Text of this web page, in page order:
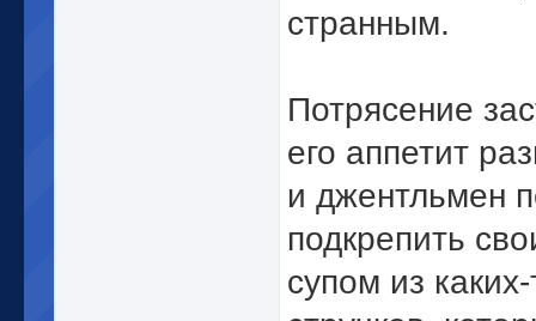
странным.
Потрясение
его аппетит
и джентльмен
подкрепить
супом из